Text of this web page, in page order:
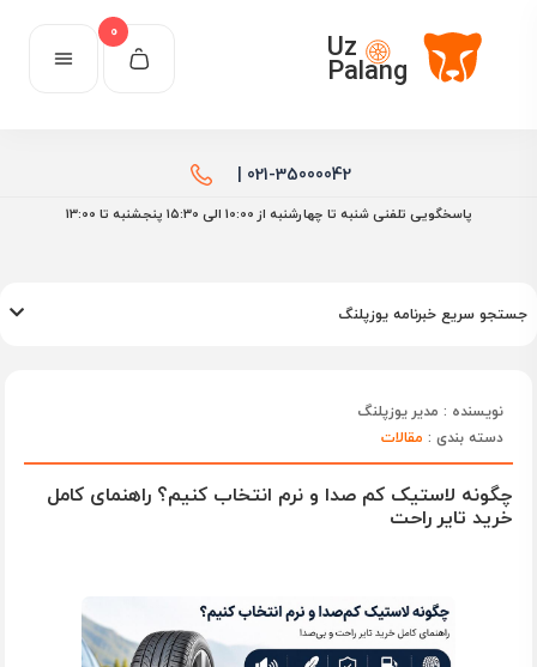
Uz
Palang
0
021-35000042 |
پاسخگویی تلفنی شنبه تا چهارشنبه از 10:00 الی ۱۵:30 پنجشنبه تا 13:00
جستجو سریع خبرنامه یوزپلنگ
نویسنده : مدیر یوزپلنگ
دسته بندی : مقالات
چگونه لاستیک کم‌ صدا و نرم انتخاب کنیم؟ راهنمای کامل
خرید تایر راحت